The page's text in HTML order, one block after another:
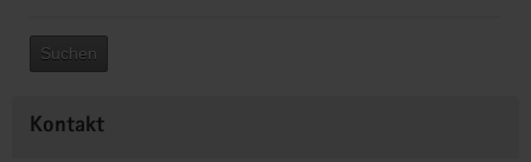
Suchen
Kontakt